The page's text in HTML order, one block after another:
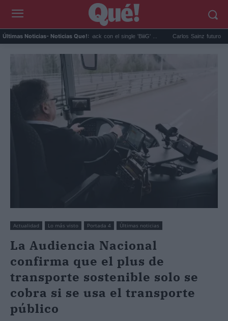
Últimas Noticias- Noticias Que!:
anuncia su comeback con el single 'BiiiG' ... Carlos Sainz futuro en el aire:
Actualidad Lo más visto Portada 4 Últimas noticias
La Audiencia Nacional
confirma que el plus de
transporte sostenible solo se
cobra si se usa el transporte
público